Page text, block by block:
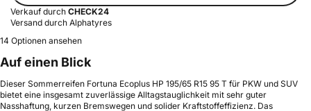
Verkauf durch CHECK24
Versand durch Alphatyres
14 Optionen ansehen
Auf einen Blick
Dieser Sommerreifen Fortuna Ecoplus HP 195/65 R15 95 T für PKW und SUV
bietet eine insgesamt zuverlässige Alltagstauglichkeit mit sehr guter
Nasshaftung, kurzen Bremswegen und solider Kraftstoffeffizienz. Das